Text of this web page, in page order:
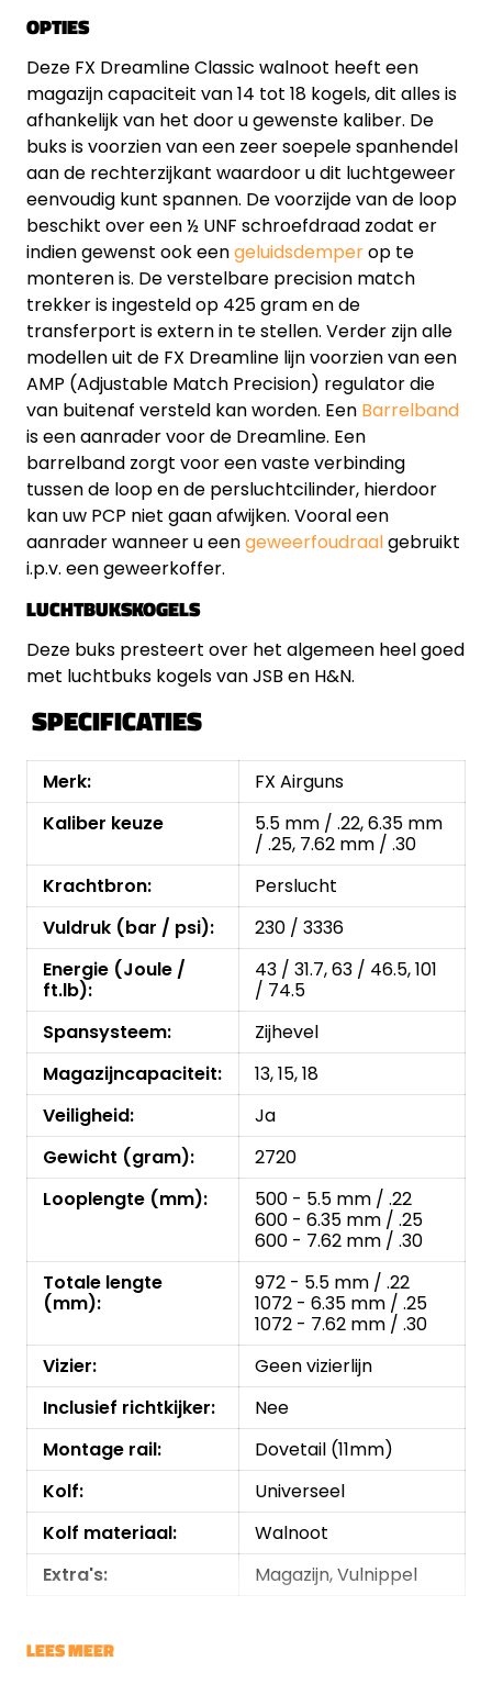
OPTIES
Deze FX Dreamline Classic walnoot heeft een
magazijn capaciteit van 14 tot 18 kogels, dit alles is
afhankelijk van het door u gewenste kaliber. De
buks is voorzien van een zeer soepele spanhendel
aan de rechterzijkant waardoor u dit luchtgeweer
eenvoudig kunt spannen. De voorzijde van de loop
beschikt over een ½ UNF schroefdraad zodat er
indien gewenst ook eengeluidsdemperop te
monteren is. De verstelbare precision match
trekker is ingesteld op 425 gram en de
transferport is extern in te stellen. Verder zijn alle
modellen uit de FX Dreamline lijn voorzien van een
AMP (Adjustable Match Precision) regulator die
van buitenaf versteld kan worden. Een Barrelband
is een aanrader voor de Dreamline. Een
barrelband zorgt voor een vaste verbinding
tussen de loop en de persluchtcilinder, hierdoor
kan uw PCP niet gaan afwijken. Vooral een
aanrader wanneer u eengeweerfoudraalgebruikt
i.p.v. een geweerkoffer.
LUCHTBUKSKOGELS
Deze buks presteert over het algemeen heel goed
met luchtbuks kogels van JSB en H&N.
SPECIFICATIES
Merk:
FX Airguns
Kaliber keuze
5.5 mm / .22, 6.35 mm
/ .25, 7.62 mm / .30
Krachtbron:
Perslucht
Vuldruk (bar / psi):
230 / 3336
Energie (Joule /
ft.lb):
43 / 31.7, 63 / 46.5, 101
/ 74.5
Spansysteem:
Zijhevel
Magazijncapaciteit:
13, 15, 18
Veiligheid:
Ja
Gewicht (gram):
2720
Looplengte (mm):
500 - 5.5 mm / .22
600 - 6.35 mm / .25
600 - 7.62 mm / .30
Totale lengte
(mm):
972 - 5.5 mm / .22
1072 - 6.35 mm / .25
1072 - 7.62 mm / .30
Vizier:
Geen vizierlijn
Inclusief richtkijker:
Nee
Montage rail:
Dovetail (11mm)
Kolf:
Universeel
Kolf materiaal:
Walnoot
Extra's:
Magazijn, Vulnippel
LEES MEER